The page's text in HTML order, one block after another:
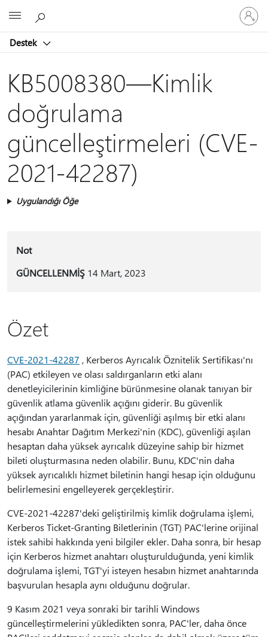
Destek
oturum
açın
KB5008380—Kimlik
doğrulama
güncelleştirmeleri (CVE-
2021-42287)
Uygulandığı Öğe
Not
GÜNCELLENMİŞ14 Mart, 2023
Özet
CVE-2021-42287 , Kerberos Ayrıcalık Öznitelik Sertifikası'nı
(PAC) etkileyen ve olası saldırganların etki alanı
denetleyicilerinin kimliğine bürünmesine olanak tanıyan bir
güvenlik atlama güvenlik açığını giderir. Bu güvenlik
açığından yararlanmak için, güvenliği aşılmış bir etki alanı
hesabı Anahtar Dağıtım Merkezi'nin (KDC), güvenliği aşılan
hesaptan daha yüksek ayrıcalık düzeyine sahip bir hizmet
bileti oluşturmasına neden olabilir. Bunu, KDC'nin daha
yüksek ayrıcalıklı hizmet biletinin hangi hesap için olduğunu
belirlemesini engelleyerek gerçekleştirir.
CVE-2021-42287'deki geliştirilmiş kimlik doğrulama işlemi,
Kerberos Ticket-Granting Biletlerinin (TGT) PAC'lerine orijinal
istek sahibi hakkında yeni bilgiler ekler. Daha sonra, bir hesap
için Kerberos hizmet anahtarı oluşturulduğunda, yeni kimlik
doğrulama işlemi, TGT'yi isteyen hesabın hizmet anahtarında
başvurulan hesapla aynı olduğunu doğrular.
9 Kasım 2021 veya sonraki bir tarihli Windows
güncelleştirmelerini yükledikten sonra, PAC'ler, daha önce